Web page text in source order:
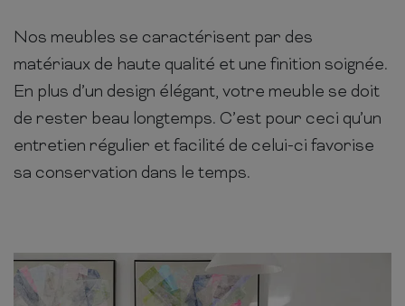
Nos meubles se caractérisent par des
matériaux de haute qualité et une finition soignée.
En plus d’un design élégant, votre meuble se doit
de rester beau longtemps. C’est pour ceci qu’un
entretien régulier et facilité de celui-ci favorise
sa conservation dans le temps.